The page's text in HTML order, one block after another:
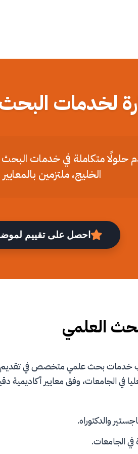
لخدمات
حلولًا متكاملة في خدمات
الخليج، ملتزمين
احصل على تقييم
العلمي
خدمات بحث علمي متخصص في تقديم
في الجامعات، وفق معايير أكاديمية
والدكتوراه.
في الجامعات.